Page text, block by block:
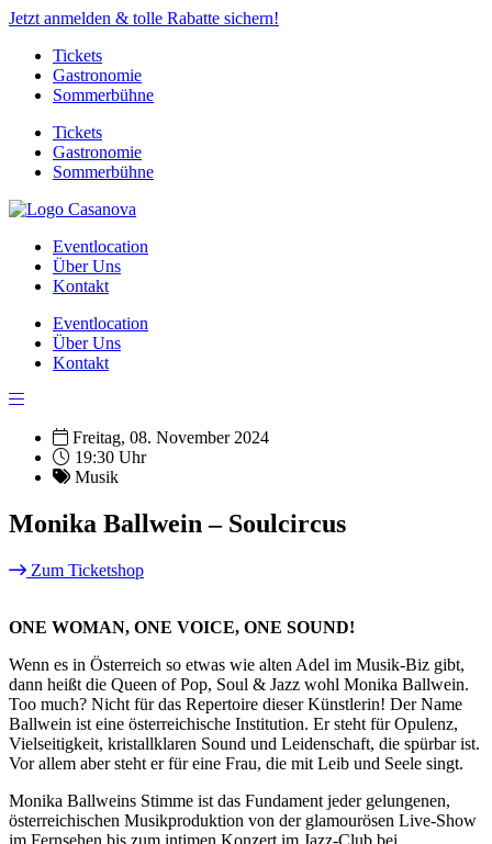
Jetzt anmelden & tolle Rabatte sichern!
Tickets
Gastronomie
Sommerbühne
Tickets
Gastronomie
Sommerbühne
Eventlocation
Über Uns
Kontakt
Eventlocation
Über Uns
Kontakt
Freitag, 08. November 2024
19:30 Uhr
Musik
Monika Ballwein – Soulcircus
Zum Ticketshop
ONE WOMAN, ONE VOICE, ONE SOUND!
Wenn es in Österreich so etwas wie alten Adel im Musik-Biz gibt,
dann heißt die Queen of Pop, Soul & Jazz wohl Monika Ballwein.
Too much? Nicht für das Repertoire dieser Künstlerin! Der Name
Ballwein ist eine österreichische Institution. Er steht für Opulenz,
Vielseitigkeit, kristallklaren Sound und Leidenschaft, die spürbar ist.
Vor allem aber steht er für eine Frau, die mit Leib und Seele singt.
Monika Ballweins Stimme ist das Fundament jeder gelungenen,
österreichischen Musikproduktion von der glamourösen Live-Show
im Fernsehen bis zum intimen Konzert im Jazz-Club bei